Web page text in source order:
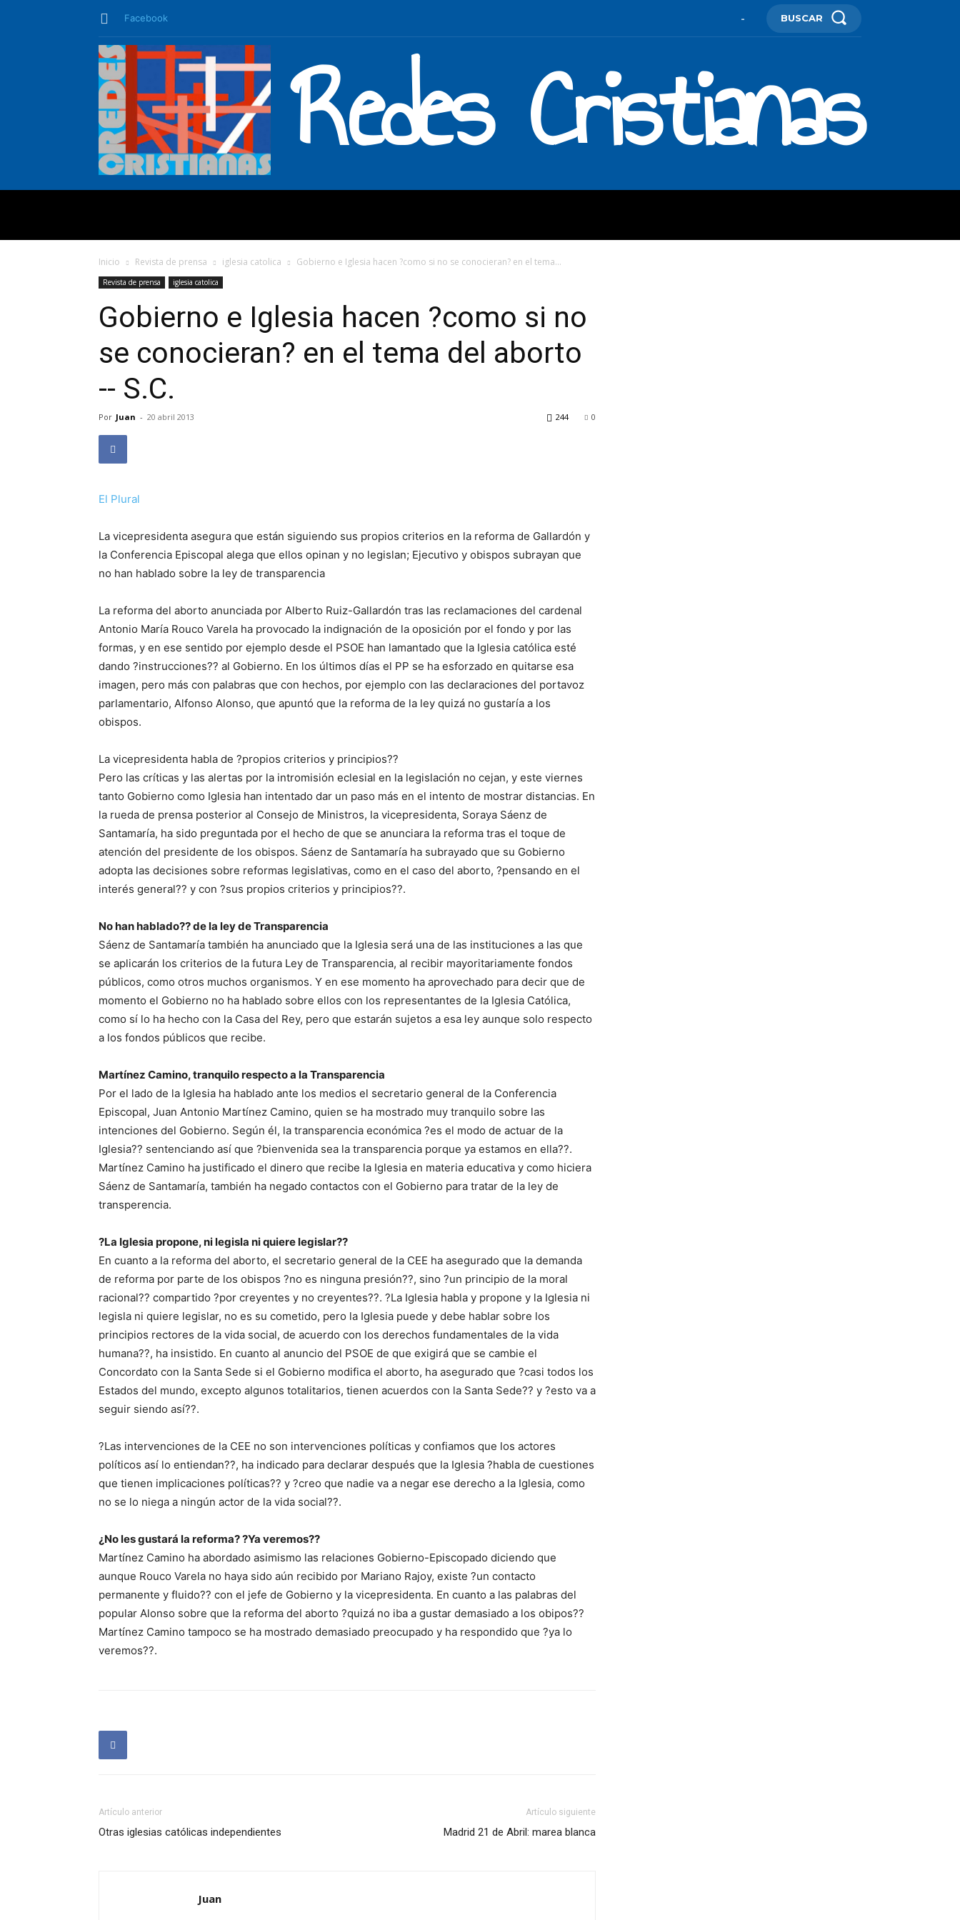
Facebook - BUSCAR
Redes Cristianas
Inicio Revista de prensa iglesia catolica Gobierno e Iglesia hacen ?como si no se conocieran? en el tema...
Revista de prensa iglesia catolica
Gobierno e Iglesia hacen ?como si no
se conocieran? en el tema del aborto
-- S.C.
Por Juan - 20 abril 2013 0
244
El Plural
La vicepresidenta asegura que están siguiendo sus propios criterios en la reforma de Gallardón y
la Conferencia Episcopal alega que ellos opinan y no legislan; Ejecutivo y obispos subrayan que
no han hablado sobre la ley de transparencia
La reforma del aborto anunciada por Alberto Ruiz-Gallardón tras las reclamaciones del cardenal
Antonio María Rouco Varela ha provocado la indignación de la oposición por el fondo y por las
formas, y en ese sentido por ejemplo desde el PSOE han lamantado que la Iglesia católica esté
dando ?instrucciones?? al Gobierno. En los últimos días el PP se ha esforzado en quitarse esa
imagen, pero más con palabras que con hechos, por ejemplo con las declaraciones del portavoz
parlamentario, Alfonso Alonso, que apuntó que la reforma de la ley quizá no gustaría a los
obispos.
La vicepresidenta habla de ?propios criterios y principios??
Pero las críticas y las alertas por la intromisión eclesial en la legislación no cejan, y este viernes
tanto Gobierno como Iglesia han intentado dar un paso más en el intento de mostrar distancias. En
la rueda de prensa posterior al Consejo de Ministros, la vicepresidenta, Soraya Sáenz de
Santamaría, ha sido preguntada por el hecho de que se anunciara la reforma tras el toque de
atención del presidente de los obispos. Sáenz de Santamaría ha subrayado que su Gobierno
adopta las decisiones sobre reformas legislativas, como en el caso del aborto, ?pensando en el
interés general?? y con ?sus propios criterios y principios??.
No han hablado?? de la ley de Transparencia
Sáenz de Santamaría también ha anunciado que la Iglesia será una de las instituciones a las que
se aplicarán los criterios de la futura Ley de Transparencia, al recibir mayoritariamente fondos
públicos, como otros muchos organismos. Y en ese momento ha aprovechado para decir que de
momento el Gobierno no ha hablado sobre ellos con los representantes de la Iglesia Católica,
como sí lo ha hecho con la Casa del Rey, pero que estarán sujetos a esa ley aunque solo respecto
a los fondos públicos que recibe.
Martínez Camino, tranquilo respecto a la Transparencia
Por el lado de la Iglesia ha hablado ante los medios el secretario general de la Conferencia
Episcopal, Juan Antonio Martínez Camino, quien se ha mostrado muy tranquilo sobre las
intenciones del Gobierno. Según él, la transparencia económica ?es el modo de actuar de la
Iglesia?? sentenciando así que ?bienvenida sea la transparencia porque ya estamos en ella??.
Martínez Camino ha justificado el dinero que recibe la Iglesia en materia educativa y como hiciera
Sáenz de Santamaría, también ha negado contactos con el Gobierno para tratar de la ley de
transperencia.
?La Iglesia propone, ni legisla ni quiere legislar??
En cuanto a la reforma del aborto, el secretario general de la CEE ha asegurado que la demanda
de reforma por parte de los obispos ?no es ninguna presión??, sino ?un principio de la moral
racional?? compartido ?por creyentes y no creyentes??. ?La Iglesia habla y propone y la Iglesia ni
legisla ni quiere legislar, no es su cometido, pero la Iglesia puede y debe hablar sobre los
principios rectores de la vida social, de acuerdo con los derechos fundamentales de la vida
humana??, ha insistido. En cuanto al anuncio del PSOE de que exigirá que se cambie el
Concordato con la Santa Sede si el Gobierno modifica el aborto, ha asegurado que ?casi todos los
Estados del mundo, excepto algunos totalitarios, tienen acuerdos con la Santa Sede?? y ?esto va a
seguir siendo así??.
?Las intervenciones de la CEE no son intervenciones políticas y confiamos que los actores
políticos así lo entiendan??, ha indicado para declarar después que la Iglesia ?habla de cuestiones
que tienen implicaciones políticas?? y ?creo que nadie va a negar ese derecho a la Iglesia, como
no se lo niega a ningún actor de la vida social??.
¿No les gustará la reforma? ?Ya veremos??
Martínez Camino ha abordado asimismo las relaciones Gobierno-Episcopado diciendo que
aunque Rouco Varela no haya sido aún recibido por Mariano Rajoy, existe ?un contacto
permanente y fluido?? con el jefe de Gobierno y la vicepresidenta. En cuanto a las palabras del
popular Alonso sobre que la reforma del aborto ?quizá no iba a gustar demasiado a los obipos??
Martínez Camino tampoco se ha mostrado demasiado preocupado y ha respondido que ?ya lo
veremos??.
Artículo anterior
Otras iglesias católicas independientes
Artículo siguiente
Madrid 21 de Abril: marea blanca
Juan